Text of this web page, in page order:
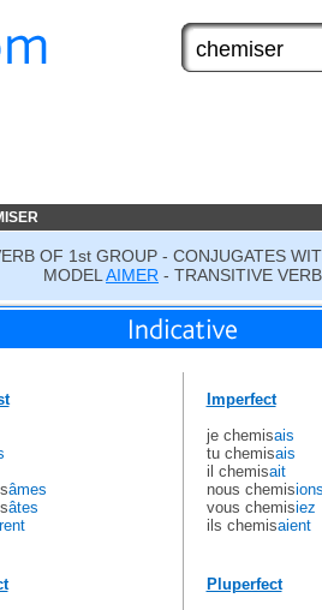
OF 1st GROUP - CONJUGATES
MODEL AIMER - TRANSITIVE VERB
âmes
âtes
Imperfect
je chemisais
tu chemisais
il chemisait
nous chemisions
vous chemisiez
ils chemisaient
Pluperfect